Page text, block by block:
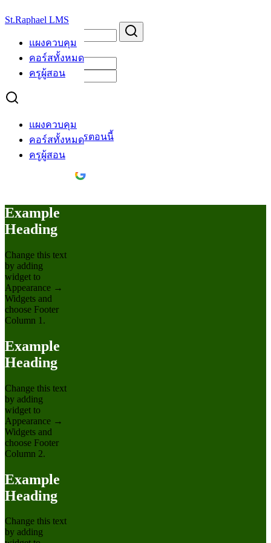
to
St.Raphael LMS
แผงควบคุม
คอร์สทั้งหมด
ครูผู้สอน
แผงควบคุม
คอร์สทั้งหมด
ครูผู้สอน
Search
ยินดีต้อนรับกลับ
ลืมรหัสผ่าน?
เข้าสู่ระบบ
ยังไม่มีบัญชี?สมัครตอนนี้
Example
Heading
Change this text
by adding
widget to
Appearance →
Widgets and
choose Footer
Column 1.
Example
Heading
Change this text
by adding
widget to
Appearance →
Widgets and
choose Footer
Column 2.
Example
Heading
Change this text
by adding